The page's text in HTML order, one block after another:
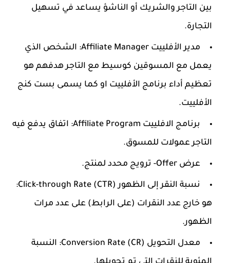
بين التاجر والشريك أو الناشؤ يساعد في تسهيل
التجارة.
مدير الأفلييت Affiliate Manager: الشخص الذي
يعمل مع المسوقين كوسيط مع التاجر هدفهم هو
تعظيم أداء برنامج الأفلييت او كما يسمى بست كنج
الأفلييت.
برنامج الافلييت Affiliate Program: اتفاق يدفع فيه
التاجر عمولات للمسوق.
عرض Offer- ترويج محدد لمنتج.
نسبة النقر إلى الظهور (CTR) Click-through Rate:
هو خارج عدد النقرات (على الرابط) على عدد مرات
الظهور.
معدل التحويل (CR) Conversion Rate: النسبة